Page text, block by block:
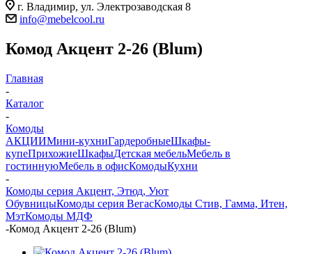
г. Владимир, ул. Электрозаводская 8
info@mebelcool.ru
Комод Акцент 2-26 (Blum)
Главная
-
Каталог
-
Комоды
АКЦИИМини-кухниГардеробныеШкафы-
купеПрихожиеШкафыДетская мебельМебель в
гостиннуюМебель в офисКомодыКухни
-
Комоды серия Акцент, Этюд, Уют
ОбувницыКомоды серия ВегасКомоды Стив, Гамма, Итен,
МэтКомоды МДФ
-Комод Акцент 2-26 (Blum)